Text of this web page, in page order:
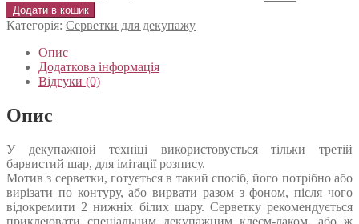
Додати в кошик
Категорія: Серветки для декупажу
Опис
Додаткова інформація
Відгуки (0)
Опис
У декупажной техніці використовується тільки третій
барвистий шар, для імітації розпису.
Мотив з серветки, готується в такий спосіб, його потрібно або
вирізати по контуру, або вирвати разом з фоном, після чого
відокремити 2 нижніх білих шару. Серветку рекомендується
приклеювати спеціальним декупажним клеєм-лаком, або ж